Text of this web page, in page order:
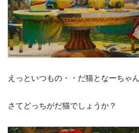
えっといつもの・・だ猫となーちゃ
さてどっちがだ猫でしょうか？